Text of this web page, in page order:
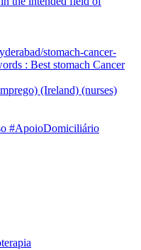
stomach-cancer-
: Best stomach Cancer
(Ireland) (nurses)
#ApoioDomiciliário